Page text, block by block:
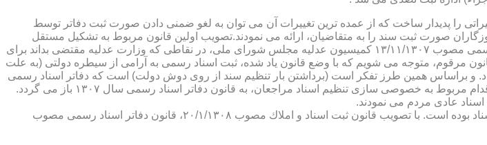
كه در ماده ۴۷ قانون سابق مندرج شده بود) تغییراتی را پدیدار ساخت كه از عمده ترین تغییرات آن می توان به لغو ضمنی دادن صورت ثبت دفاتر توسط
صورت ثبت سند را به متقاضیان، ارائه می نمودند.تصویب اولین قانون مربوط به تشكیل مستقل
دفترخانه های اسناد رسمی، به سال ۱۳۰۷ باز می گردد. مطابق ماده ۱ قانون تشكیل دفاتر اسناد رسمی مصوب ۱۳/۱۱/۱۳۰۷ كمیسیون عدلیه مجلس شورای ملی، در نقاطی كه وزارت عدلیه مقتضی بداند برای
مرقوم، متوجه می شویم كه با وضع قانون یاد شده، ثبت اسناد رسمی به آرامی از سیطره دولتی (به علت
و براساس همین طرز تفكر است (برداشتن بار تنظیم سند از روی دوش دولت) است كه دفاتر اسناد رسمی
شكل می گیرد، علی رغم اینكه صلاحیت دفاتر در آن زمان محلی بوده است. به عبارت دیگر اولین اقدام مربوط به خصوصی سازی تنظیم اسناد مراجعان، به قانون دفاتر اسناد رسمی سال ۱۳۰۷ باز می گردد.
عادی مردم می نمودند.
در آن زمان، هر دفتر اسناد رسمی مركب از یك نفر صاحب دفتر و لااقل یك نفر نماینده اداره ثبت اسناد بوده است. با تصویب قانون ثبت اسناد و املاك مصوب ۲۰/۱/۱۳۰۸، قانون دفاتر اسناد رسمی مصوب